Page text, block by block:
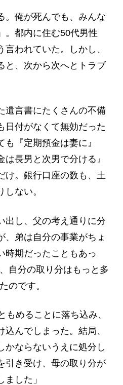
。俺が死んでも、みんな
。都内に住む50代男性
われていた。しかし、
と、次から次へとトラブ
遺言書にたくさんの不備
日付がなくて無効だった
も『定期預金は妻に』
は長男と次男で分ける』
け。銀行口座の数も、土
ない。
し、父の考え通りに分
、弟は自分の事業がちょ
時期だったこともあっ
自分の取り分はもっと多
のです。
めることに落ち込み、
んでしまった。結局、
かならないうえに処分し
引き受け、母の取り分が
した」